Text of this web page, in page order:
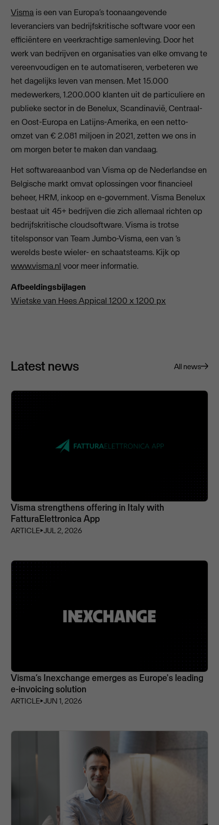
Visma is een van Europa’s toonaangevende
leveranciers van bedrijfskritische software voor een
efficiëntere en veerkrachtige samenleving. Door het
werk van bedrijven en organisaties van elke omvang te
vereenvoudigen en te automatiseren, verbeteren we
het dagelijks leven van mensen. Met 15.000
medewerkers, 1.200.000 klanten uit de particuliere en
publieke sector in de Benelux, Scandinavië, Centraal-
en Oost-Europa en Latijns-Amerika, en een netto-
omzet van € 2.081 miljoen in 2021, zetten we ons in
om morgen beter te maken dan vandaag.
Het softwareaanbod van Visma op de Nederlandse en
Belgische markt omvat oplossingen voor financieel
beheer, HRM, inkoop en e-government. Visma Benelux
bestaat uit 45+ bedrijven die zich allemaal richten op
bedrijfskritische cloudsoftware. Visma is trotse
titelsponsor van Team Jumbo-Visma, een van ‘s
werelds beste wieler- en schaatsteams. Kijk op
www.visma.nl voor meer informatie.
Afbeeldingsbijlagen
Wietske van Hees Appical 1200 x 1200 px
Latest news All news
Visma strengthens offering in Italy with
FatturaElettronica App
ARTICLE⏵JUL 2, 2026
Visma’s Inexchange emerges as Europe's leading
e-invoicing solution
ARTICLE⏵JUN 1, 2026